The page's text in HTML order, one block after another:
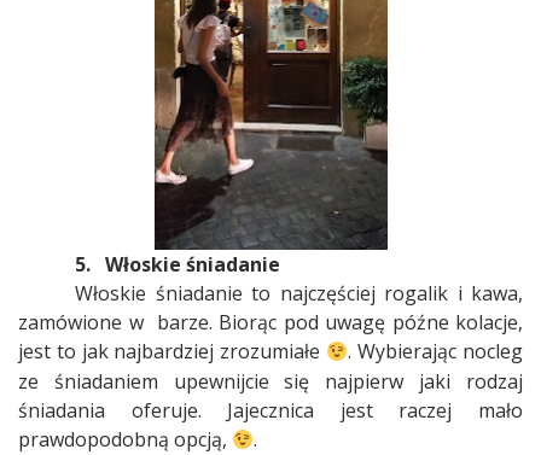
5. Włoskie śniadanie
Włoskie śniadanie to najczęściej rogalik i kawa,
zamówione w barze. Biorąc pod uwagę późne kolacje,
jest to jak najbardziej zrozumiałe
. Wybierając nocleg
ze śniadaniem upewnijcie się najpierw jaki rodzaj
śniadania oferuje. Jajecznica jest raczej mało
prawdopodobną opcją,
.